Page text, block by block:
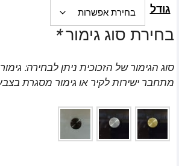
גודל
בחירת סוג גימור*
סוג הגימור של הזכוכית ניתן לבחירה:
מתחבר ישירות לקיר או גימור מסגרת